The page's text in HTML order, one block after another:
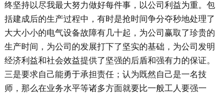
终坚持以尽我最大努力做好每件事，以公司利益为重。包
括建成后的生产过程中，有时是抢时间争分夺秒地处理了
大大小小的电气设备故障有几十起，为公司赢取了珍贵的
生产时间，为公司的发展打下了坚实的基础，为公司发明
经济利益和社会效益提供了坚强的后盾和强有力的保证。
三是要求自己能勇于承担责任；认为既然自己是一名技
师，那么在业务水平等诸多方面就要比一般工人要强一